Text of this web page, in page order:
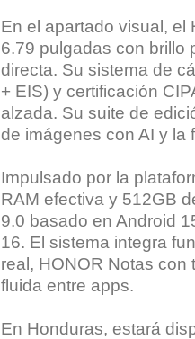
En el apartado visual, el
6.79 pulgadas con brillo
directa. Su sistema de
+ EIS) y certificación
alzada. Su suite de
de imágenes con AI y la
Impulsado por la
RAM efectiva y 512GB
9.0 basado en Android
16. El sistema integra
real, HONOR Notas con
fluida entre apps.
En Honduras, estará